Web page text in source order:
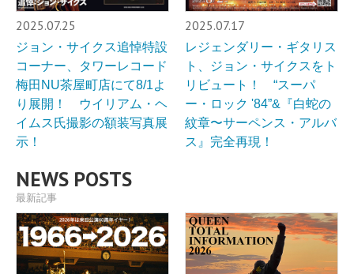
2025.07.25
ジョン・サイクス追悼特設
コーナー、タワーレコード
梅田NU茶屋町店にて8/1よ
り展開！ ウイリアム・ヘ
イムス氏撮影の額装写真展
示！
2025.07.17
レジェンダリー・ギタリス
ト、ジョン・サイクスをト
リビュート！ “スーパ
ー・ロック '84”&『白蛇の
紋章〜サーペンス・アルバ
ス』完全再現！
NEWS POSTS
最新記事